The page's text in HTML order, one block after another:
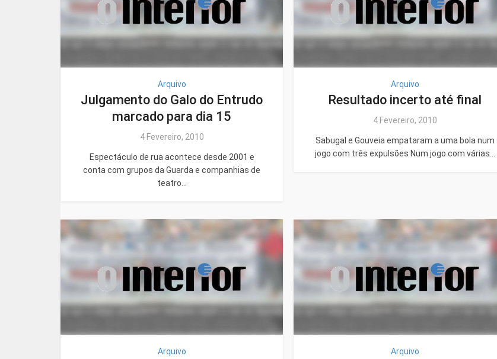
Arquivo
Julgamento do Galo do Entrudo
marcado para dia 15
4 Fevereiro, 2010
Espectáculo de rua acontece desde 2001 e
conta com grupos da Guarda e companhias de
teatro...
Arquivo
Resultado incerto até final
4 Fevereiro, 2010
Sabugal e Gouveia empataram a uma bola num
jogo com três expulsões Num jogo com várias...
Arquivo Arquivo